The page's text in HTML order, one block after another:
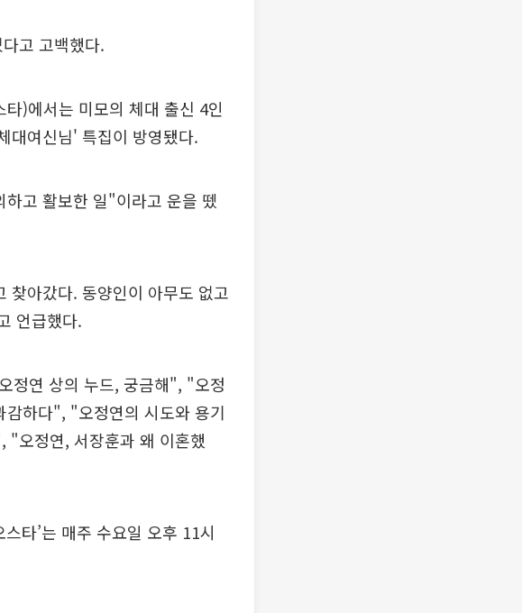
고 고백했다.
)에서는 미모의 체대 출신 4인
대여신님' 특집이 방영됐다.
고 활보한 일"이라고 운을 뗐
찾아갔다. 동양인이 아무도 없고
언급했다.
정연 상의 누드, 궁금해", "오정
하다", "오정연의 시도와 용기
"오정연, 서장훈과 왜 이혼했
타’는 매주 수요일 오후 11시